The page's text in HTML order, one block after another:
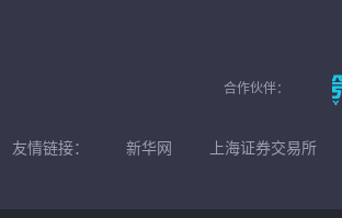
合作伙伴：
友情链接： 新华网 上海证券交易所